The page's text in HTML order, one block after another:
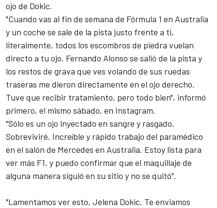
ojo de Dokic.
"Cuando vas al fin de semana de Fórmula 1 en Australia
y un coche se sale de la pista justo frente a ti,
literalmente, todos los escombros de piedra vuelan
directo a tu ojo. Fernando Alonso se salió de la pista y
los restos de grava que ves volando de sus ruedas
traseras me dieron directamente en el ojo derecho.
Tuve que recibir tratamiento, pero todo bien", informó
primero, el mismo sábado, en Instagram.
"Sólo es un ojo inyectado en sangre y rasgado.
Sobreviviré. Increíble y rápido trabajo del paramédico
en el salón de Mercedes en Australia. Estoy lista para
ver más F1, y puedo confirmar que el maquillaje de
alguna manera siguió en su sitio y no se quitó".
"Lamentamos ver esto, Jelena Dokic. Te enviamos